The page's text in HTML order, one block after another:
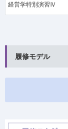
経営学特別演習Ⅳ
履修モデル